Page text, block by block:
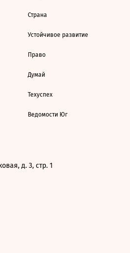
Страна
Устойчивое развитие
Право
Думай
Техуспех
Ведомости Юг
д. 3, стр. 1